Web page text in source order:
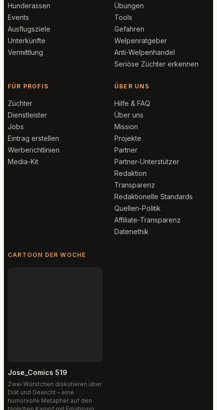
Hunderassen
Events
Ausflugsziele
Unterkünfte
Vermittlung
Übungen
Tools
Gefahren
Welpenratgeber
Anti-Welpenhandel
Seriöse Züchter erkennen
FÜR PROFIS
Züchter
Dienstleister
Jobs
Eintrag erstellen
Werberichtlinien
Media-Kit
ÜBER UNS
Hilfe & FAQ
Über uns
Mission
Projekte
Partner
Partner-Unterstützer
Redaktion
Transparenz
Redaktionelle Standards
Quellen-Politik
Affiliate-Transparenz
Datenethik
CARTOON DER WOCHE
Jose_Comics 519
Zwei Würstchen diskutieren über
Diät und Gewicht – eine
humorvolle Metapher auf den